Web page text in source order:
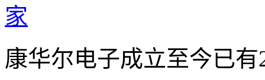
康华尔电子成立至今已